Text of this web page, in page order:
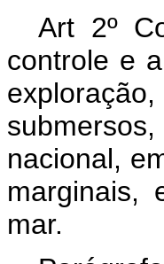
Art 2º
controle e
nacional,
marginais,
mar.